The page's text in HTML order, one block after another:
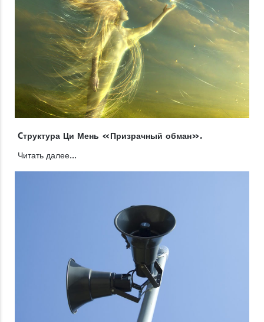
Cтруктура Ци Мень «Призрачный обман».
Читать далее...